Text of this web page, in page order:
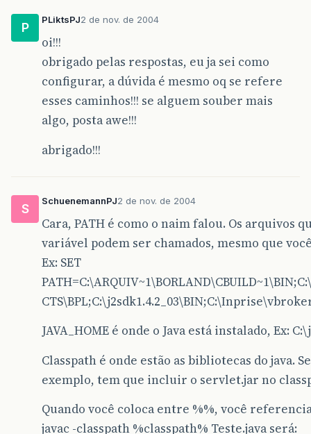
P
PLiktsPJ2 de nov. de 2004
oi!!!
obrigado pelas respostas, eu ja sei como
configurar, a dúvida é mesmo oq se refere
esses caminhos!!! se alguem souber mais
algo, posta awe!!!
abrigado!!!
S
SchuenemannPJ2 de nov. de 2004
Cara, PATH é como o naim falou. Os arquivos
variável podem ser chamados, mesmo que
Ex: SET
JAVA_HOME é onde o Java está instalado, Ex:
Classpath é onde estão as bibliotecas do java.
exemplo, tem que incluir o servlet.jar no
Quando você coloca entre %%, você
javac -classpath %classpath% Teste.java será: